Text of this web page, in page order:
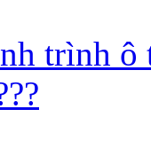
trình